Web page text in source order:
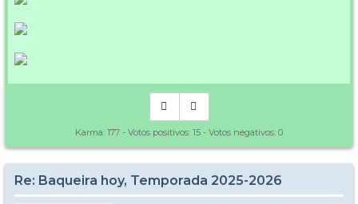
Karma: 177 - Votos positivos: 15 - Votos negativos: 0
Re: Baqueira hoy, Temporada 2025-2026